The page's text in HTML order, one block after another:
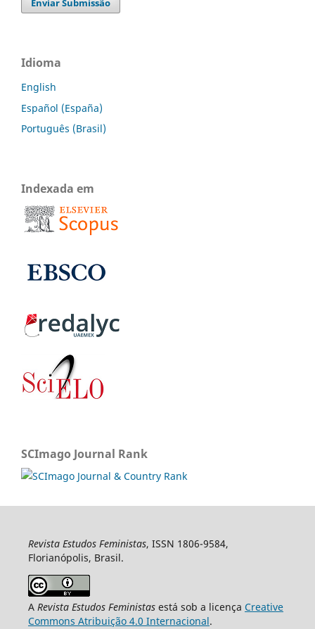
Idioma
English
Español (España)
Português (Brasil)
Indexada em
SCImago Journal Rank
Revista Estudos Feministas, ISSN 1806-9584,
Florianópolis, Brasil.
A Revista Estudos Feministasestá sob a licença Creative
Commons Atribuição 4.0 Internacional.